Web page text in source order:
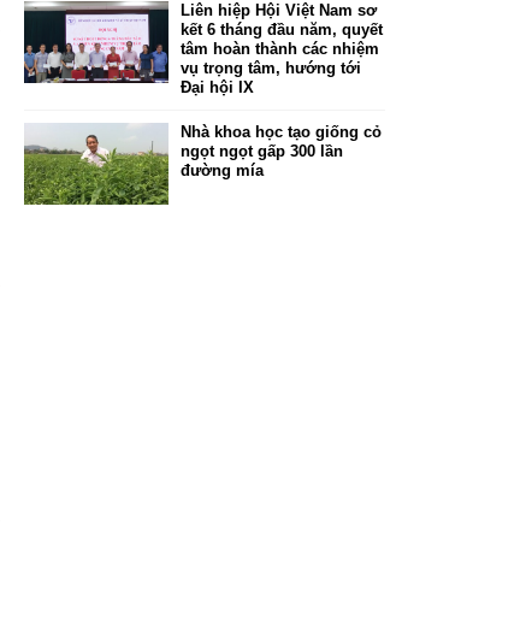
Liên hiệp Hội Việt Nam sơ
kết 6 tháng đầu năm, quyết
tâm hoàn thành các nhiệm
vụ trọng tâm, hướng tới
Đại hội IX
Nhà khoa học tạo giống cỏ
ngọt ngọt gấp 300 lần
đường mía